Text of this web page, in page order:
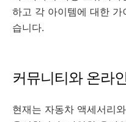
하고 각 아이템에 대한
습니다.
커뮤니티와 온라
현재는 자동차 액세서리